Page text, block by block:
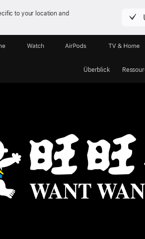
to your location and
Watch AirPods TV & Home
Überblick